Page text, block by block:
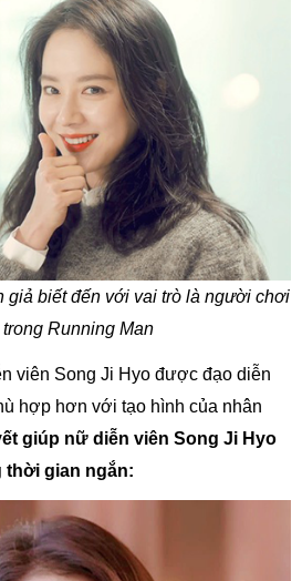
giả biết đến với vai trò là người chơi
Running Man
viên Song Ji Hyo được đạo diễn
hợp hơn với tạo hình của nhân
giúp nữ diễn viên Song Ji Hyo
thời gian ngắn: